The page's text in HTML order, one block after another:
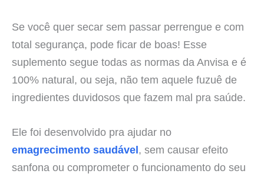
Se você quer secar sem passar perrengue e com
total segurança, pode ficar de boas! Esse
suplemento segue todas as normas da Anvisa e é
100% natural, ou seja, não tem aquele fuzuê de
ingredientes duvidosos que fazem mal pra saúde.
Ele foi desenvolvido pra ajudar no
emagrecimento saudável, sem causar efeito
sanfona ou comprometer o funcionamento do seu